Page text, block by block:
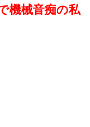
機械音痴の私